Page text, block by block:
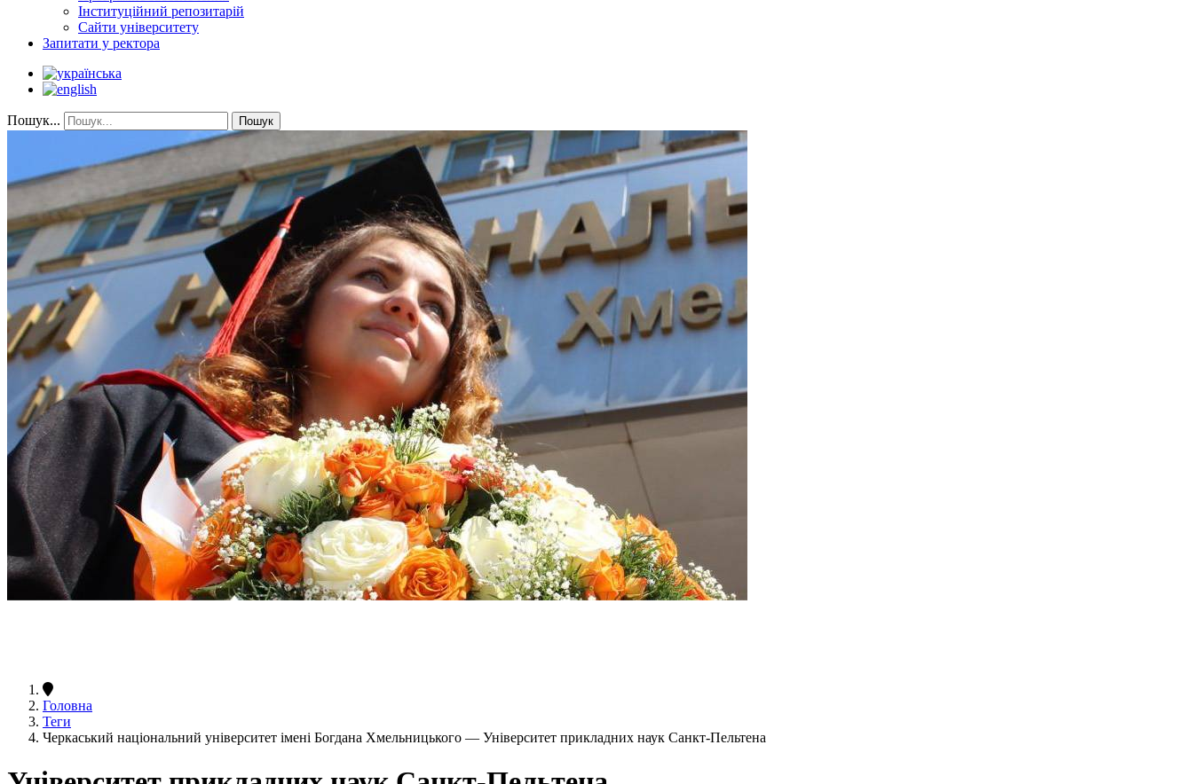
Інституційний репозитарій
Сайти університету
Запитати у ректора
Пошук... Пошук
Головна
Теги
Черкаський національний університет імені Богдана Хмельницького — Університет прикладних наук Санкт-Пельтена